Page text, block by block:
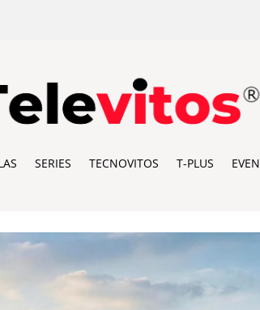
SERIES TECNOVITOS T-PLUS